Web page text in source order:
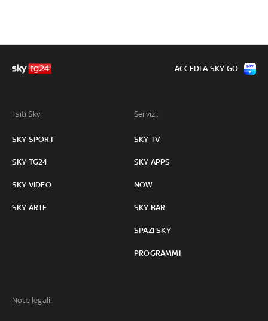
I siti Sky:
SKY SPORT
SKY TG24
SKY VIDEO
SKY ARTE
Servizi:
SKY TV
SKY APPS
NOW
SKY BAR
SPAZI SKY
PROGRAMMI
Note legali:
ACCEDI A SKY GO